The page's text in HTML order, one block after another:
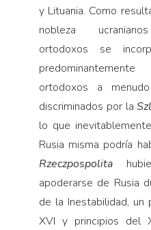
y Lituania. Como
nobleza
ortodoxos se
ortodoxos a
discriminados por la
lo que
Rusia misma podría
Rzeczpospolita
apoderarse de Rusia
de la Inestabilidad,
XVI y principios del